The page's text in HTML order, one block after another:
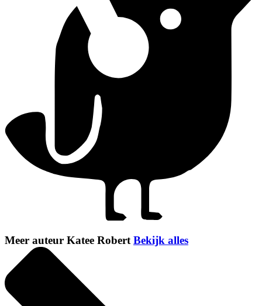
Meer auteur Katee Robert Bekijk alles